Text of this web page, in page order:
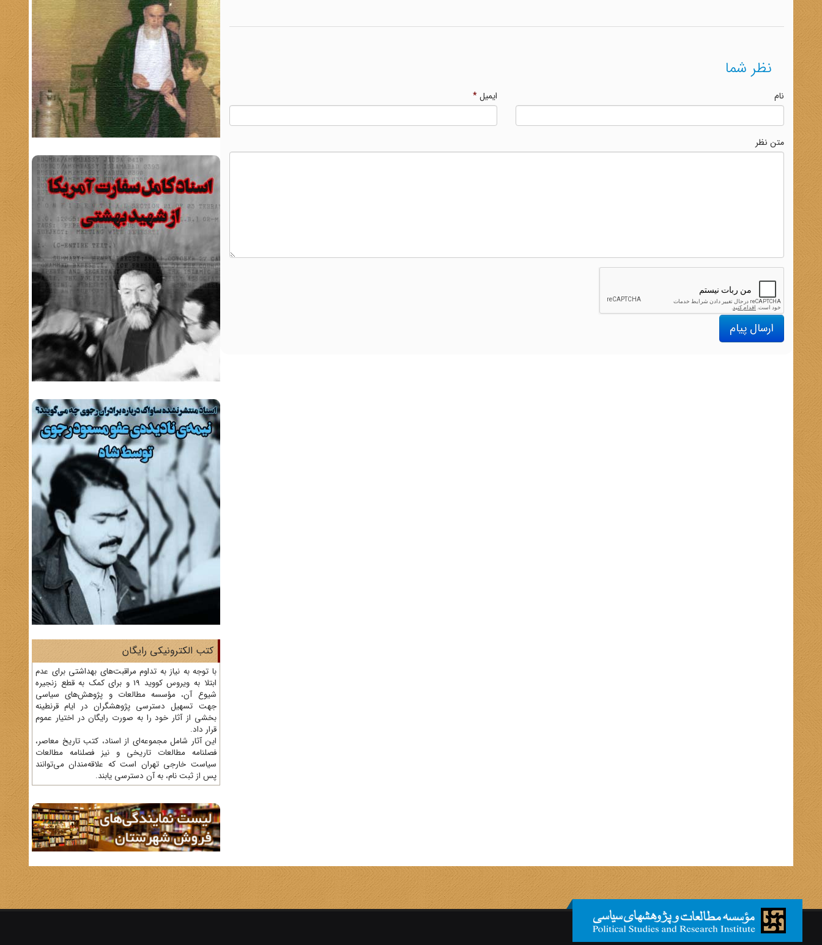
نظر شما
نام ایمیل*
متن نظر
ارسال پیام
کتب الکترونیکی رایگان
با توجه به نیاز به تداوم مراقبت‌های بهداشتی برای عدم
ابتلا به ویروس کووید 19 و برای کمک به قطع زنجیره
شیوع آن، مؤسسه مطالعات و پژوهش‌های سیاسی
جهت تسهیل دسترسی پژوهشگران در ایام قرنطینه
بخشی از آثار خود را به صورت رایگان در اختیار عموم
قرار داد.
این آثار شامل مجموعه‌ای از اسناد، کتب تاریخ معاصر،
فصلنامه‌ مطالعات تاریخی و نیز فصلنامه مطالعات
سیاست خارجی تهران است که علاقه‌مندان می‌توانند
پس از ثبت نام، به آن دسترسی یابند.